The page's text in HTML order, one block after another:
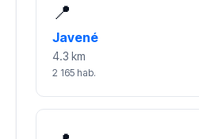
📍
Javené
4.3 km
2 165 hab.